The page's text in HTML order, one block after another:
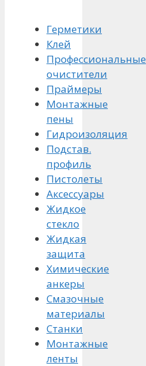
Герметики
Клей
Профессиональные
очистители
Праймеры
Монтажные
пены
Гидроизоляция
Подстав.
профиль
Пистолеты
Аксессуары
Жидкое
стекло
Жидкая
защита
Химические
анкеры
Смазочные
материалы
Станки
Монтажные
ленты